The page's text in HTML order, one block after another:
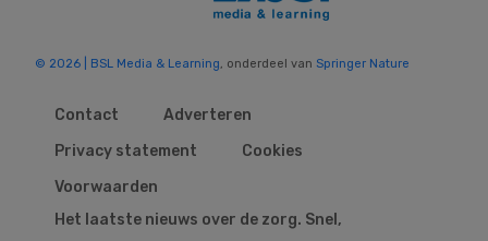
© 2026 | BSL Media & Learning, onderdeel van Springer Nature
Contact
Adverteren
Privacy statement
Cookies
Voorwaarden
Het laatste nieuws over de zorg. Snel,